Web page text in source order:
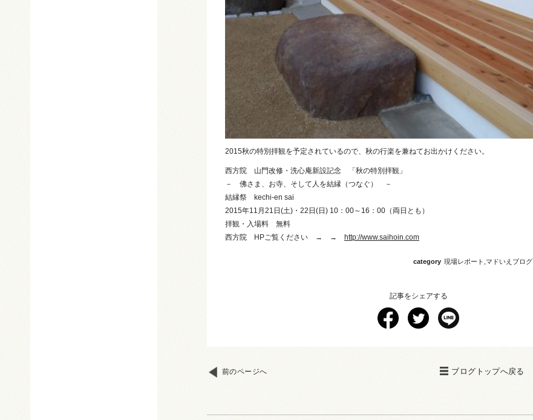
2015秋の特別拝観を予定されているので、秋の行楽を兼ねてお出かけください。
西方院 山門改修・洗心庵新設記念 「秋の特別拝観」
－ 佛さま、お寺、そして人を結縁（つなぐ） －
結縁祭 kechi-en sai
2015年11月21日(土)・22日(日) 10：00～16：00（両日とも）
拝観・入場料 無料
西方院 HPご覧ください → →
http://www.saihoin.com
category 現場レポート マドいえブログ
記事をシェアする
前のページへ ブログトップへ戻る